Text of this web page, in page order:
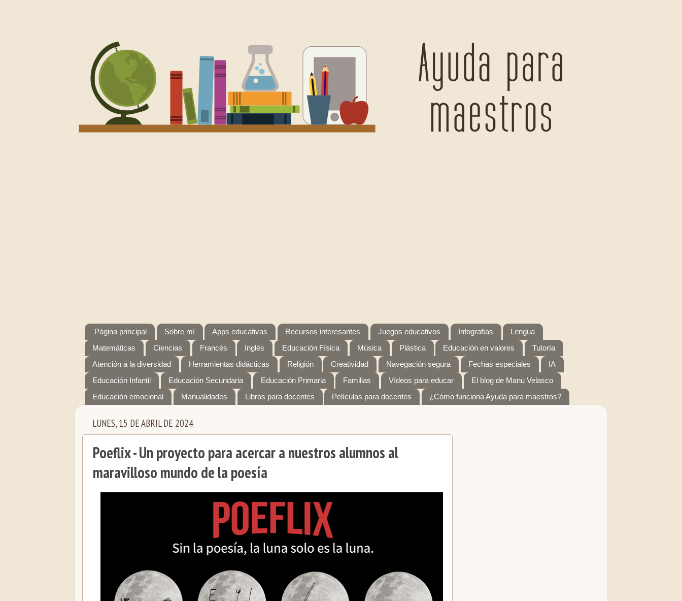
Página principal Sobre mí Apps educativas Recursos interesantes Juegos educativos Infografías
Lengua
Matemáticas
Ciencias Francés Inglés Educación Física Música Plástica Educación en valores
Tutoría
Atención a la diversidad
Herramientas didácticas Religión Creatividad Navegación segura Fechas especiales
IA
Educación Infantil
Educación Secundaria Educación Primaria Familias Vídeos para educar
El blog de Manu Velasco
Educación emocional
Manualidades Libros para docentes Películas para docentes ¿Cómo funciona Ayuda para maestros?
LUNES, 15 DE ABRIL DE 2024
Poeflix - Un proyecto para acercar a nuestros alumnos al
maravilloso mundo de la poesía